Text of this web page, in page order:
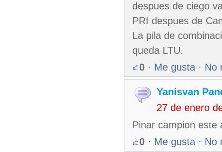
despues de ciego
PRI despues de
La pila de
queda LTU.
0 · Me gusta · No
Yanisvan
27 de enero
Pinar campion este
0 · Me gusta · No